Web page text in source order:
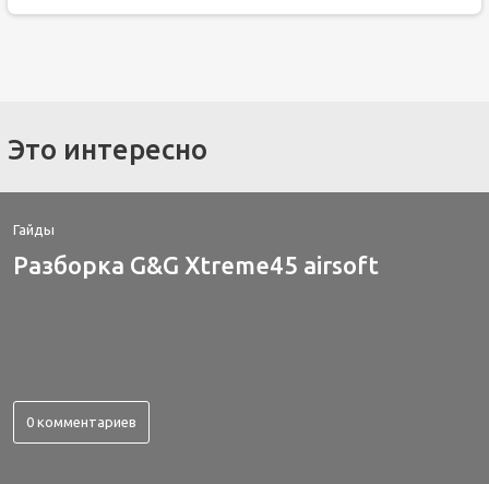
Это интересно
Гайды
Разборка G&G Xtreme45 airsoft
0 комментариев